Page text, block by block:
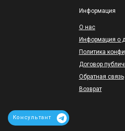
Информация
O нас
Информация о
Политика
Договор
Обратная связь
Возврат
Консультант